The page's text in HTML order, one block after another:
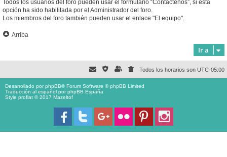
Todos los usuarios del foro pueden usar el formulario “Contáctenos”, si está
opción ha sido habilitada por el Administrador del foro.
Los miembros del foro también pueden usar el enlace "El equipo".
Arriba
Ir a
Todos los horarios son UTC-05:00
Desarrollado porphpBB® Forum Software © phpBB Limited
Traducción al español porphpBB España
Style proflat © 2017 Mazeltof